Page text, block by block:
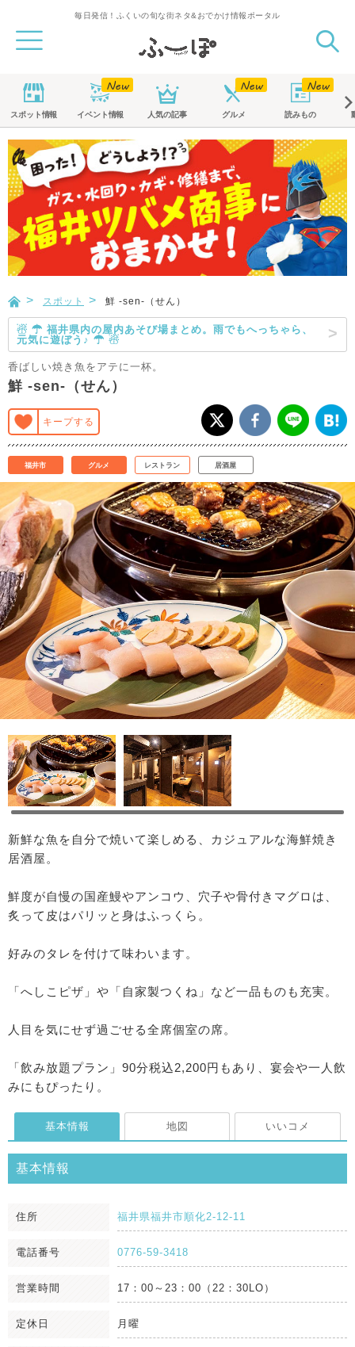
毎日発信！ふくいの旬な街ネタ&おでかけ情報ポータル
スポット情報 イベント情報 人気の記事 グルメ 読みもの
スポット 鮮 -sen-（せん）
☃ ☂ 福井県内の屋内あそび場まとめ。雨でもへっちゃら、
元気に遊ぼう♪ ☂ ☃
香ばしい焼き魚をアテに一杯。
鮮 -sen-（せん）
キープする
福井市 グルメ レストラン 居酒屋
新鮮な魚を自分で焼いて楽しめる、カジュアルな海鮮焼き
居酒屋。
鮮度が自慢の国産鰻やアンコウ、穴子や骨付きマグロは、
炙って皮はパリッと身はふっくら。
好みのタレを付けて味わいます。
「へしこピザ」や「自家製つくね」など一品ものも充実。
人目を気にせず過ごせる全席個室の席。
「飲み放題プラン」90分税込2,200円もあり、宴会や一人飲
みにもぴったり。
基本情報 地図 いいコメ
基本情報
住所 福井県福井市順化2-12-11
電話番号 0776-59-3418
営業時間 17：00～23：00（22：30LO）
定休日 月曜